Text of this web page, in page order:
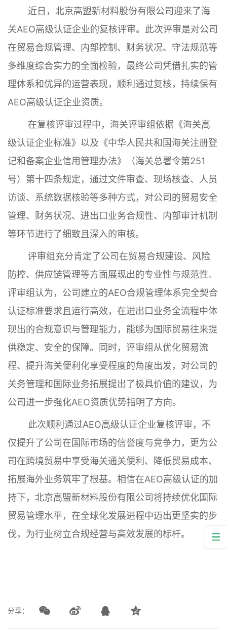
近日，北京高盟新材料股份有限公司迎来了海
关AEO高级认证企业的复核评审。此次评审是对公司
在贸易合规管理、内部控制、财务状况、守法规范等
多维度综合实力的全面检验，最终公司凭借扎实的管
理体系和优异的运营表现，顺利通过复核，持续保有
AEO高级认证企业资质。
在复核评审过程中，海关评审组依据《海关高
级认证企业标准》以及《中华人民共和国海关注册登
记和备案企业信用管理办法》（海关总署令第251
号）第十四条规定，通过文件审查、现场核查、人员
访谈、系统数据核验等多种方式，对公司的贸易安全
管理、财务状况、进出口业务合规性、内部审计机制
等环节进行了细致且深入的审核。
评审组充分肯定了公司在贸易合规建设、风险
防控、供应链管理等方面展现出的专业性与规范性。
评审组认为，公司建立的AEO合规管理体系完全契合
认证标准要求且运行高效，在进出口业务全流程中体
现出的合规意识与管理能力，能够为国际贸易往来提
供稳定、安全的保障。同时，评审组从优化贸易流
程、提升海关便利化享受程度的角度出发，对公司的
关务管理和国际业务拓展提出了极具价值的建议，为
公司进一步强化AEO资质优势指明了方向。
此次顺利通过AEO高级认证企业复核评审，不
仅提升了公司在国际市场的信誉度与竞争力，更为公
司在跨境贸易中享受海关通关便利、降低贸易成本、
拓展海外业务筑牢了根基。相信在AEO高级认证的加
持下，北京高盟新材料股份有限公司将持续优化国际
贸易管理水平，在全球化发展进程中迈出更坚实的步
伐，为行业树立合规经营与高效发展的标杆。
分享：